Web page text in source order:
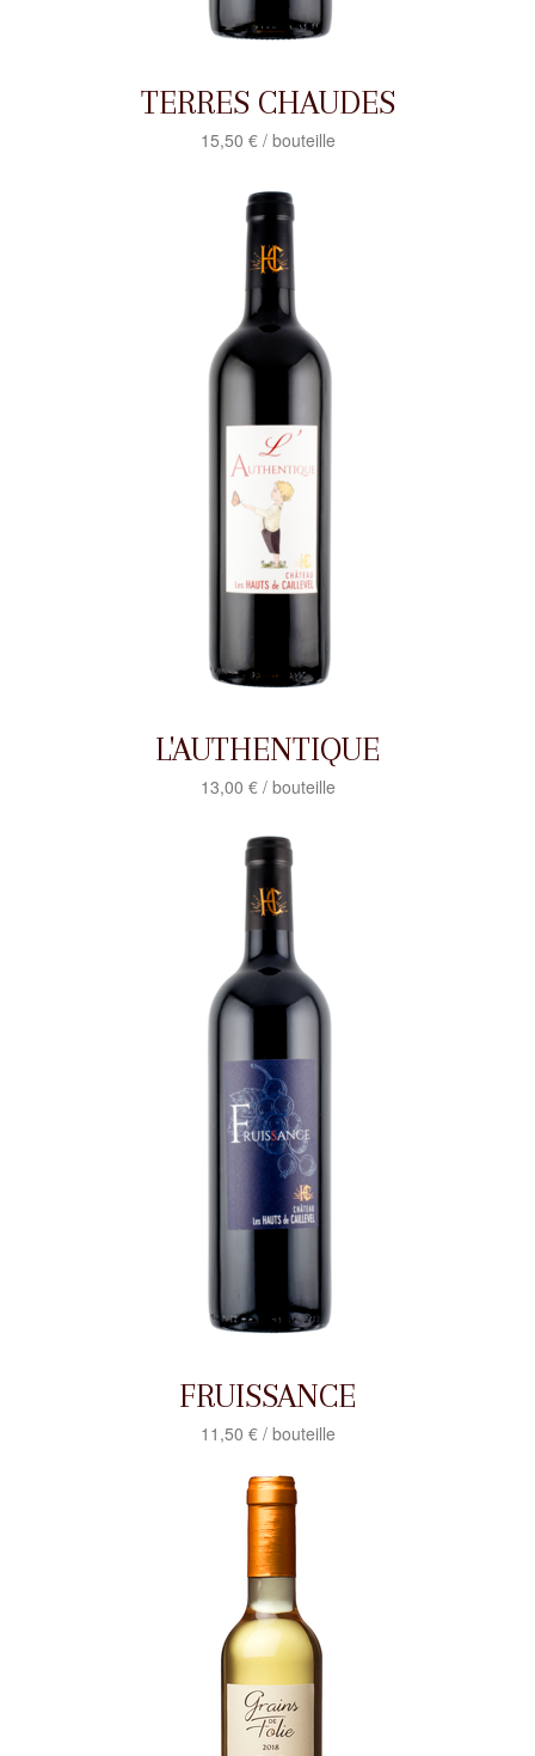
TERRES CHAUDES
15,50 € / bouteille
L'AUTHENTIQUE
13,00 € / bouteille
FRUISSANCE
11,50 € / bouteille